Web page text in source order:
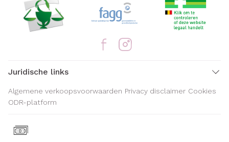
Juridische links
Algemene verkoopsvoorwaarden Privacy disclaimer Cookies
ODR-platform